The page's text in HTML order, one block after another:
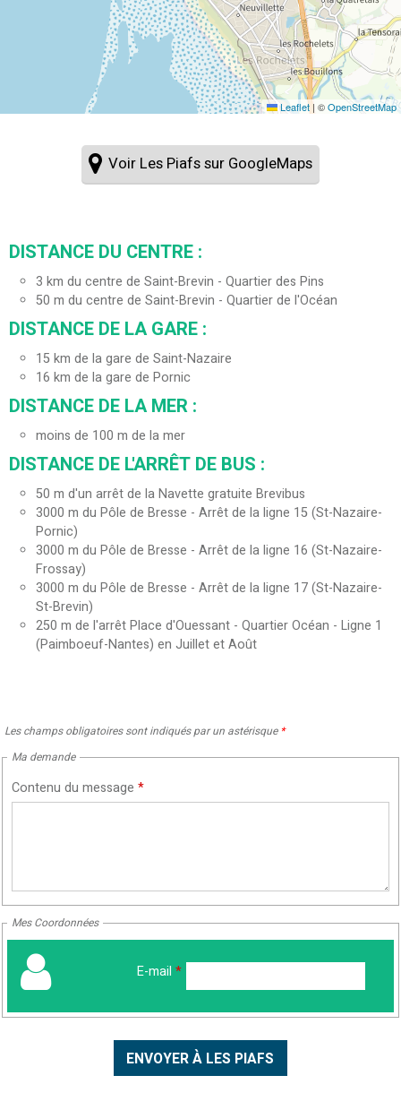
Leaflet| ©OpenStreetMap
Voir Les Piafs sur GoogleMaps
DISTANCE DU CENTRE :
3 km du centre de Saint-Brevin - Quartier des Pins
50 m du centre de Saint-Brevin - Quartier de l'Océan
DISTANCE DE LA GARE :
15km de la gare de Saint-Nazaire
16 km de la gare de Pornic
DISTANCE DE LA MER :
moins de 100 m de la mer
DISTANCE DE L'ARRÊT DE BUS :
50 m d'un arrêt de la Navette gratuite Brevibus
3000 m du Pôle de Bresse - Arrêt de la ligne 15 (St-Nazaire-
Pornic)
3000 m du Pôle de Bresse - Arrêt de la ligne 16 (St-Nazaire-
Frossay)
3000 m du Pôle de Bresse - Arrêt de la ligne 17 (St-Nazaire-
St-Brevin)
250 m de l'arrêt Place d'Ouessant - Quartier Océan - Ligne 1
(Paimboeuf-Nantes) en Juillet et Août
Les champs obligatoires sont indiqués par un astérisque *
Ma demande
Contenu du message *
Mes Coordonnées
E-mail *